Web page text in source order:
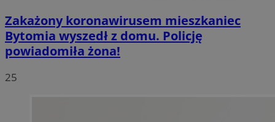
Zakażony koronawirusem mieszkaniec
Bytomia wyszedł z domu. Policję
powiadomiła żona!
25